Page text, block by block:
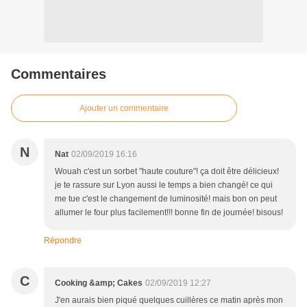
Commentaires
Ajouter un commentaire
N Nat 02/09/2019 16:16
Wouah c'est un sorbet "haute couture"! ça doit être délicieux!
je te rassure sur Lyon aussi le temps a bien changé! ce qui
me tue c'est le changement de luminosité! mais bon on peut
allumer le four plus facilement!!! bonne fin de journée! bisous!
Répondre
C Cooking &amp; Cakes 02/09/2019 12:27
J'en aurais bien piqué quelques cuillères ce matin après mon